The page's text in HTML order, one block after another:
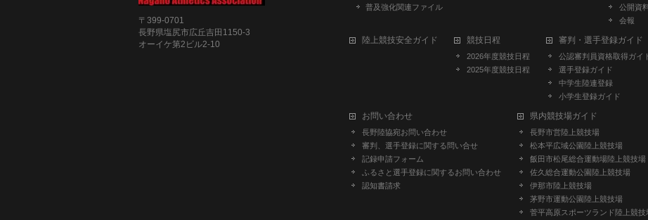
〒399-0701
長野県塩尻市広丘吉田1150-3
オーイケ第2ビル2-10
普及強化関連ファイル
公開資
会報
陸上競技安全ガイド 競技日程
2026年度競技日程
2025年度競技日程
審判・選手登録ガイド
公認審判員資格取得ガイ
選手登録ガイド
中学生陸連登録
小学生登録ガイド
お問い合わせ
長野陸協宛お問い合わせ
審判、選手登録に関する問い合せ
記録申請フォーム
ふるさと選手登録に関するお問い合わせ
認知書請求
県内競技場ガイド
長野市営陸上競技場
松本平広域公園陸上競技場
飯田市松尾総合運動場陸上競技場
佐久総合運動公園陸上競技場
伊那市陸上競技場
茅野市運動公園陸上競技場
菅平高原スポーツランド陸上競技